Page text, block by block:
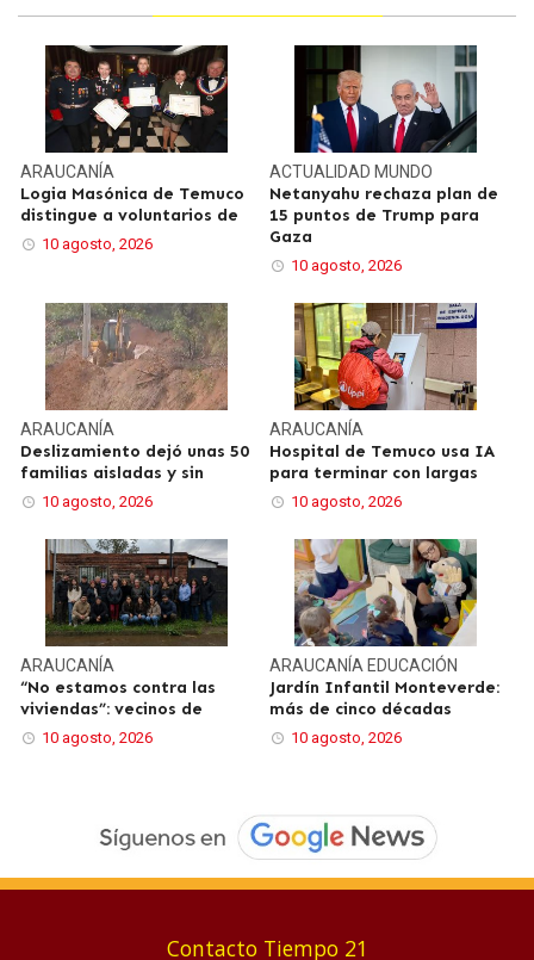
ARAUCANÍA
Logia Masónica de Temuco
distingue a voluntarios de
10 agosto, 2026
ACTUALIDAD MUNDO
Netanyahu rechaza plan de
15 puntos de Trump para
Gaza
10 agosto, 2026
ARAUCANÍA
Deslizamiento dejó unas 50
familias aisladas y sin
10 agosto, 2026
ARAUCANÍA
Hospital de Temuco usa IA
para terminar con largas
10 agosto, 2026
ARAUCANÍA
“No estamos contra las
viviendas”: vecinos de
10 agosto, 2026
ARAUCANÍA EDUCACIÓN
Jardín Infantil Monteverde:
más de cinco décadas
10 agosto, 2026
Contacto Tiempo 21